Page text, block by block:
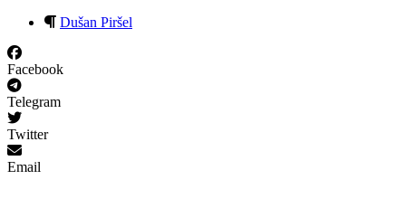
Dušan Piršel
Facebook
Telegram
Twitter
Email